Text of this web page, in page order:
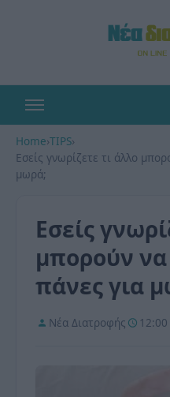
Home›TIPS›
Εσείς γνωρίζετε τι άλλο
μωρά;
Εσείς
μπορούν
πάνες για
Νέα Διατροφής